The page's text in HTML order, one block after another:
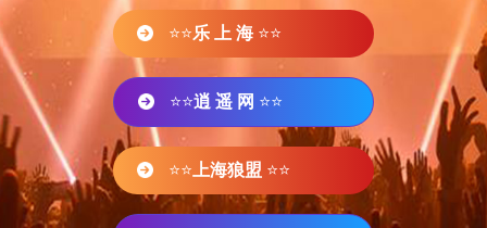
⭐⭐乐 上 海 ⭐⭐
⭐⭐逍 遥 网 ⭐⭐
⭐⭐ 上海狼盟 ⭐⭐